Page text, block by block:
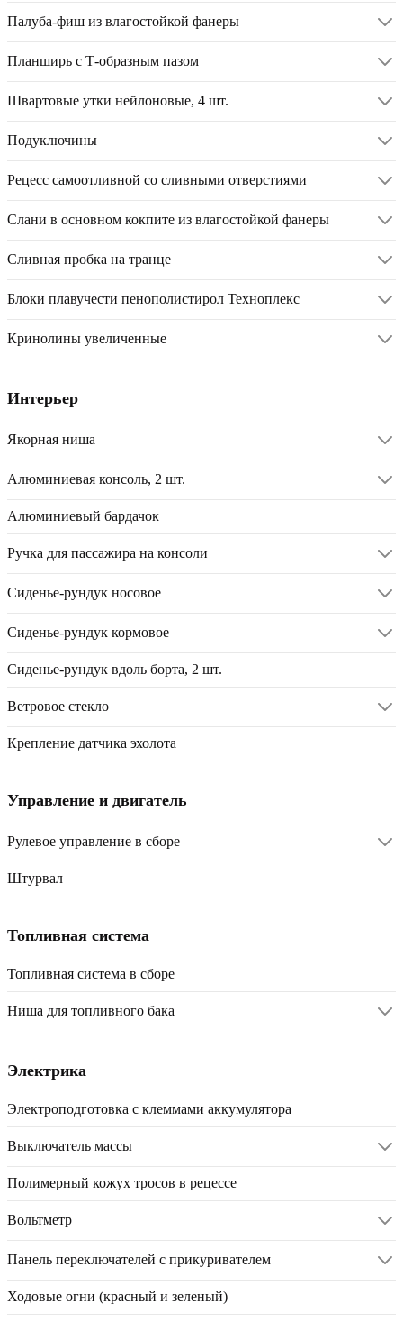
Палуба-фиш из влагостойкой фанеры
Планширь с Т-образным пазом
Швартовые утки нейлоновые, 4 шт.
Подуключины
Рецесс самоотливной со сливными отверстиями
Слани в основном кокпите из влагостойкой фанеры
Сливная пробка на транце
Блоки плавучести пенополистирол Техноплекс
Кринолины увеличенные
Интерьер
Якорная ниша
Алюминиевая консоль, 2 шт.
Алюминиевый бардачок
Ручка для пассажира на консоли
Сиденье-рундук носовое
Сиденье-рундук кормовое
Сиденье-рундук вдоль борта, 2 шт.
Ветровое стекло
Крепление датчика эхолота
Управление и двигатель
Рулевое управление в сборе
Штурвал
Топливная система
Топливная система в сборе
Ниша для топливного бака
Электрика
Электроподготовка с клеммами аккумулятора
Выключатель массы
Полимерный кожух тросов в рецессе
Вольтметр
Панель переключателей с прикуривателем
Ходовые огни (красный и зеленый)